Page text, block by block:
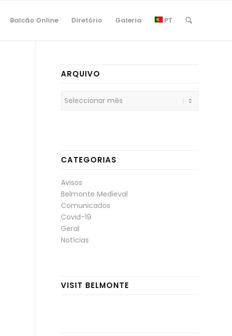
Balcão Online Diretório Galeria PT
ARQUIVO
CATEGORIAS
Avisos
Belmonte Medieval
Comunicados
Covid-19
Geral
Notícias
VISIT BELMONTE